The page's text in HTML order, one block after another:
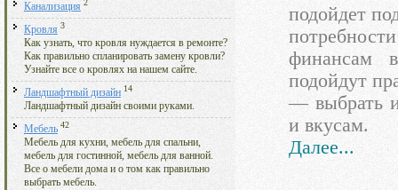
Канализация 2
Кровля 3
Как узнать, что кровля нуждается в ремонте?
Как правильно спланировать замену кровли?
Узнайте все о кровлях на нашем сайте.
Ландшафтный дизайн 14
Ландшафтный дизайн своими руками.
Мебель 42
Мебель для кухни, мебель для спальни,
мебель для гостинной, мебель для ванной.
Все о мебели дома и о том как правильно
выбрать мебель.
подойдет
финансам
подойдут
— выбрать
и вкусам.
Далее...